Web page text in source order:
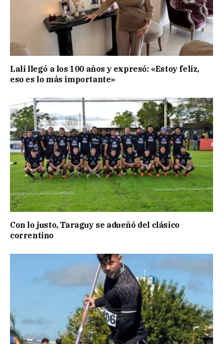
Lali llegó a los 100 años y expresó: «Estoy feliz,
eso es lo más importante»
Con lo justo, Taraguy se adueñó del clásico
correntino